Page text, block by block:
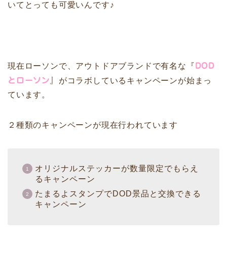
いてとっても可愛いんです♪
現在ローソンで、アウトドアブランドで有名な『 DOD
とローソン
がコラボしているキャンペーンが始まっ
ています。
２種類のキャンペーンが現在行われています
オリジナルステッカーが数量限定でもらえ
るキャンペーン
たまるよスタンプでDOD景品と交換できる
キャンペーン